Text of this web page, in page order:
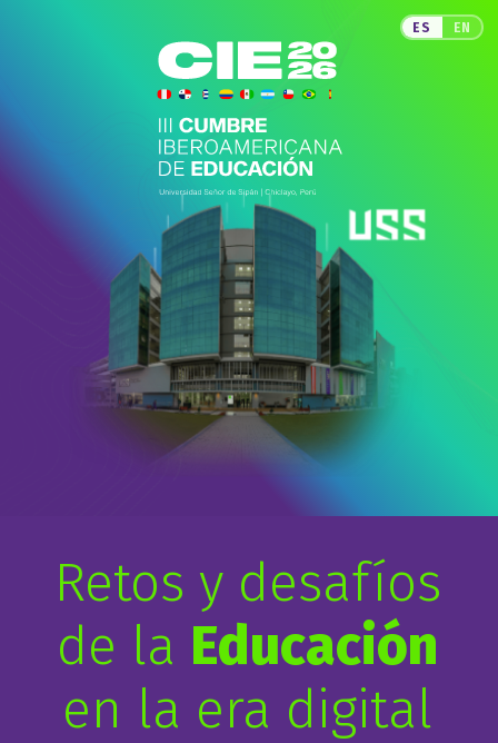
ES EN
Retos y desafíos
de la Educación
en la era digital